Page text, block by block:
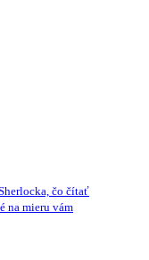
čo čítať
na mieru vám